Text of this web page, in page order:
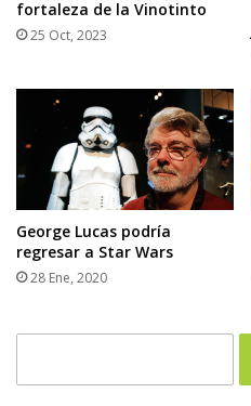
fortaleza de la Vinotinto
25 Oct, 2023
George Lucas podría
regresar a Star Wars
28 Ene, 2020